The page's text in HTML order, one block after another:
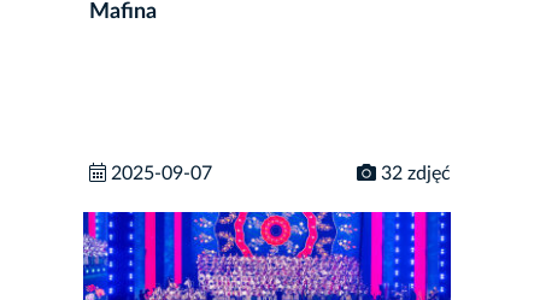
Mafina
2025-09-07 32 zdjęć